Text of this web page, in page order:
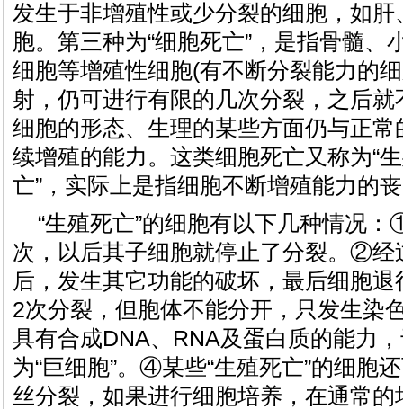
发生于非增殖性或少分裂的细胞，如
胞。第三种为“细胞死亡”，是指骨髓、
细胞等增殖性细胞(有不断分裂能力的
射，仍可进行有限的几次分裂，之后
细胞的形态、生理的某些方面仍与正
续增殖的能力。这类细胞死亡又称为“
亡”，实际上是指细胞不断增殖能力的
“生殖死亡”的细胞有以下几种情况
次，以后其子细胞就停止了分裂。②经
后，发生其它功能的破坏，最后细胞
2次分裂，但胞体不能分开，只发生染
具有合成DNA、RNA及蛋白质的能力
为“巨细胞”。④某些“生殖死亡”的细胞
丝分裂，如果进行细胞培养，在通常